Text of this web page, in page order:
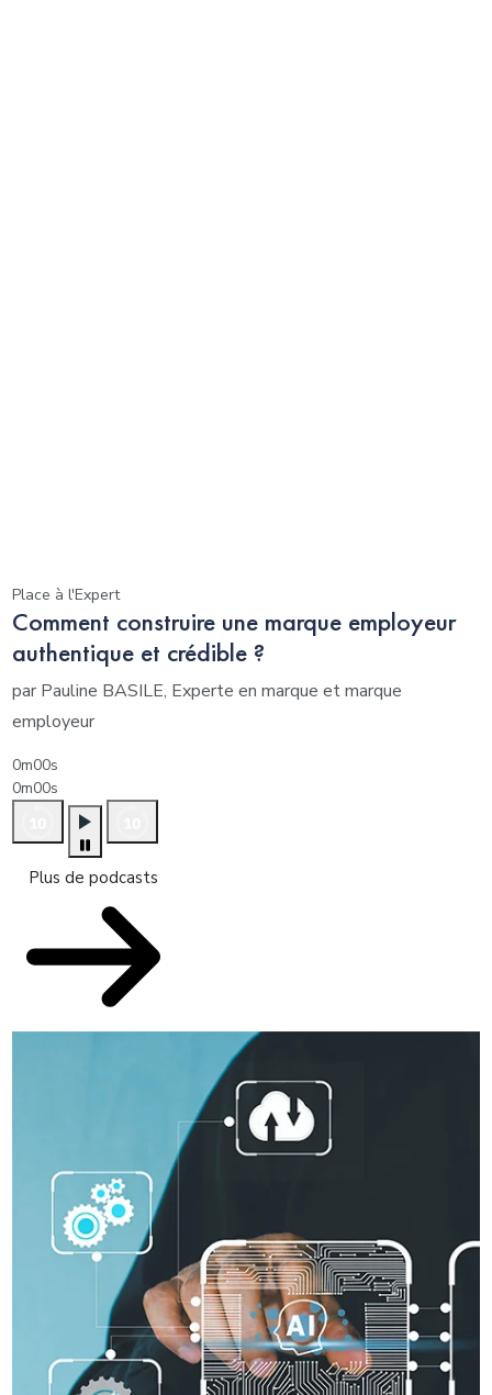
Place à l'Expert
Comment construire une marque employeur
authentique et crédible ?
par Pauline BASILE, Experte en marque et marque
employeur
0m00s
0m00s
Plus de podcasts